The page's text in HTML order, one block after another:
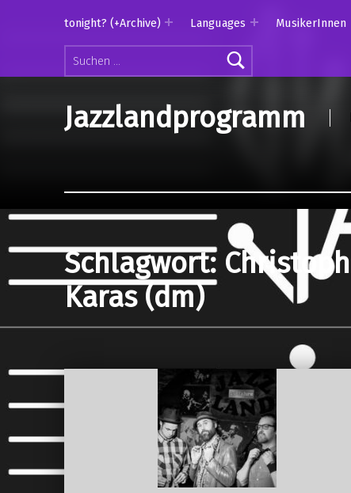
Suchen nach:
tonight? (+Archive) Languages MusikerInnen
Jazzlandprogramm
Schlagwort: Christoph
Karas (dm)